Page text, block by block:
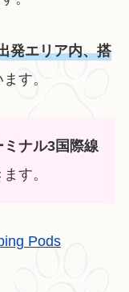
発エリア内、搭
す。
ミナル3国際線
す。
Pods